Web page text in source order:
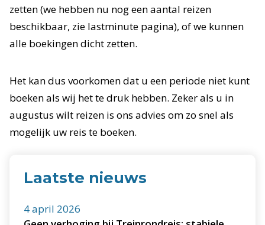
zetten (we hebben nu nog een aantal reizen
beschikbaar, zie lastminute pagina), of we kunnen
alle boekingen dicht zetten.
Het kan dus voorkomen dat u een periode niet kunt
boeken als wij het te druk hebben. Zeker als u in
augustus wilt reizen is ons advies om zo snel als
mogelijk uw reis te boeken.
Laatste nieuws
4 april 2026